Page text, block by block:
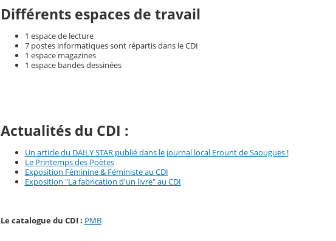
Différents espaces de travail
1 espace de lecture
7 postes informatiques sont répartis dans le CDI
1 espace magazines
1 espace bandes dessinées
Actualités du CDI :
Un article du DAILY STAR publié dans le journal local Erount de Saougues !
Le Printemps des Poètes
Exposition Féminine & Féministe au CDI
Exposition "La fabrication d'un livre" au CDI
Le catalogue du CDI : PMB